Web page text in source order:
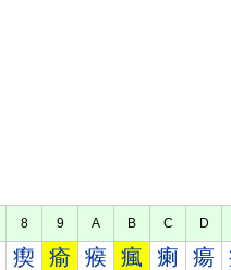
8 9 A B C D
瘈 瘉 瘊 瘋 瘌 瘍